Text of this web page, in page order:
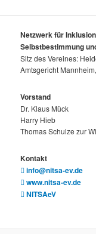
Netzwerk für
Selbstbestimmung
Sitz des Vereines:
Amtsgericht
Vorstand
Dr. Klaus Mück
Harry Hieb
Thomas Schulze zur
Kontakt
info@nitsa-ev.de
www.nitsa-ev.de
NITSAeV